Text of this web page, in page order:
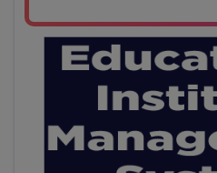
বাজেটের মধ্যে প্রাইভেট